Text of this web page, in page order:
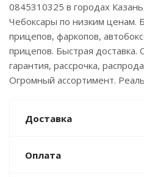
0845310325 в городах
Чебоксары по низким ценам.
прицепов, фаркопов,
прицепов. Быстрая
гарантия, рассрочка,
Огромный ассортимент.
Доставка
Оплата